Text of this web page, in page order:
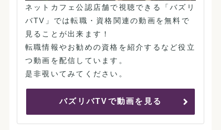
ネットカフェ公認店舗で視聴できる「バズリ
バTV」では転職・資格関連の動画を無料で
見ることが出来ます！
転職情報やお勧めの資格を紹介するなど役立
つ動画を配信しています。
是非覗いてみてください。
バズリバTVで動画を見る